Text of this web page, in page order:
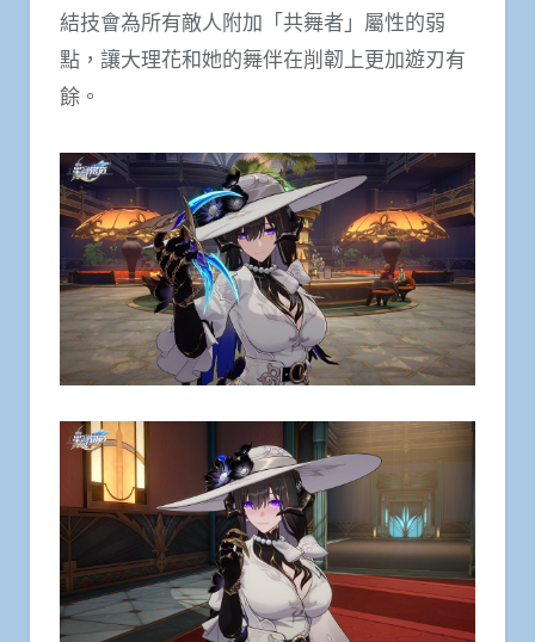
結技會為所有敵人附加「共舞者」屬性的弱
點，讓大理花和她的舞伴在削韌上更加遊刃有
餘。